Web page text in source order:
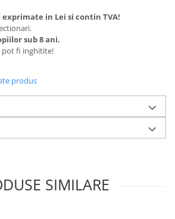
in Lei si contin TVA!
sub 8 ani.
pot fi inghitite!
produs
SIMILARE